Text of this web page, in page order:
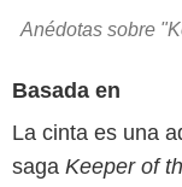
Anédotas sobre
Basada en
La cinta es una
saga Keeper of